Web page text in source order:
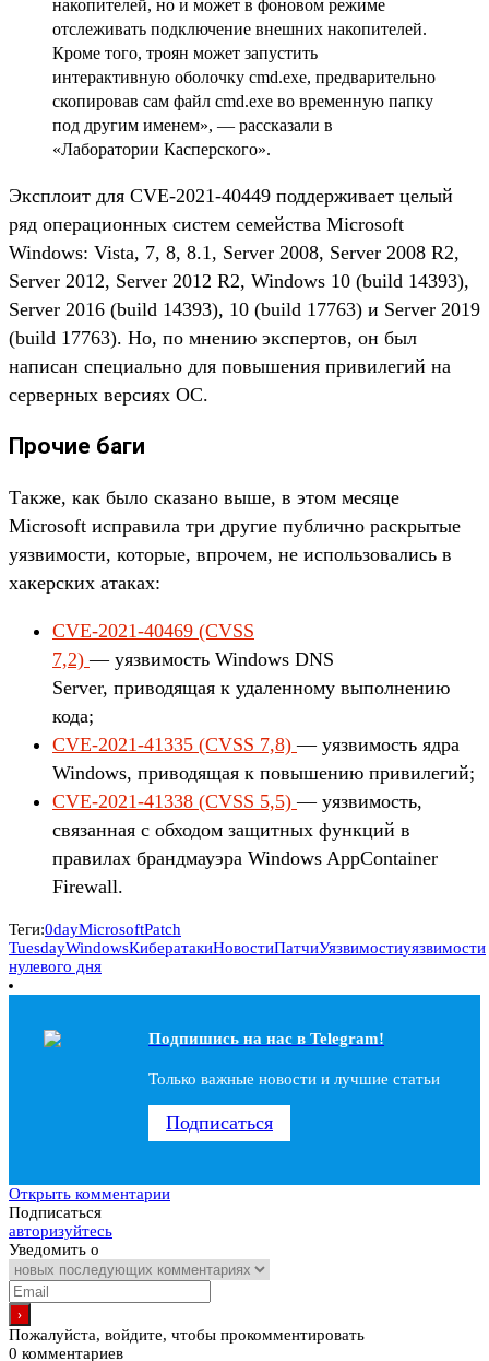
накопителей, но и может в фоновом режиме
отслеживать подключение внешних накопителей.
Кроме того, троян может запустить
интерактивную оболочку cmd.exe, предварительно
скопировав сам файл cmd.exe во временную папку
под другим именем», — рассказали в
«Лаборатории Касперского».
Эксплоит для CVE-2021-40449 поддерживает целый
ряд операционных систем семейства Microsoft
Windows: Vista, 7, 8, 8.1, Server 2008, Server 2008 R2,
Server 2012, Server 2012 R2, Windows 10 (build 14393),
Server 2016 (build 14393), 10 (build 17763) и Server 2019
(build 17763). Но, по мнению экспертов, он был
написан специально для повышения привилегий на
серверных версиях ОС.
Прочие баги
Также, как было сказано выше, в этом месяце
Microsoft исправила три другие публично раскрытые
уязвимости, которые, впрочем, не использовались в
хакерских атаках:
CVE-2021-40469 (CVSS
7,2)— уязвимость Windows DNS
Server, приводящая к удаленному выполнению
кода;
CVE-2021-41335 (CVSS 7,8)— уязвимость ядра
Windows, приводящая к повышению привилегий;
CVE-2021-41338 (CVSS 5,5)— уязвимость,
связанная с обходом защитных функций в
правилах брандмауэра Windows AppContainer
Firewall.
Теги:0dayMicrosoftPatch
TuesdayWindowsКибератакиНовостиПатчиУязвимостиуязвимости
нулевого дня
Подпишись на наc в Telegram!
Только важные новости и лучшие статьи
Подписаться
Открыть комментарии
Подписаться
авторизуйтесь
Уведомить о
Пожалуйста, войдите, чтобы прокомментировать
0 комментариев